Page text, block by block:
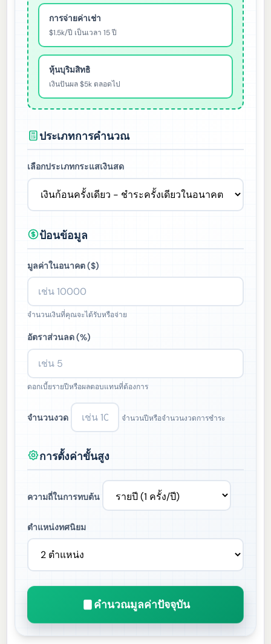
การจ่ายค่าเช่า
$1.5k/ปี เป็นเวลา 15 ปี
หุ้นบุริมสิทธิ
เงินปันผล $5k ตลอดไป
ประเภทการคำนวณ
เลือกประเภทกระแสเงินสด
ป้อนข้อมูล
มูลค่าในอนาคต ($)
จำนวนเงินที่คุณจะได้รับหรือจ่าย
อัตราส่วนลด (%)
ดอกเบี้ยรายปีหรือผลตอบแทนที่ต้องการ
จำนวนงวด จำนวนปีหรือจำนวนงวดการชำระ
การตั้งค่าขั้นสูง
ความถี่ในการทบต้น
ตำแหน่งทศนิยม
คำนวณมูลค่าปัจจุบัน